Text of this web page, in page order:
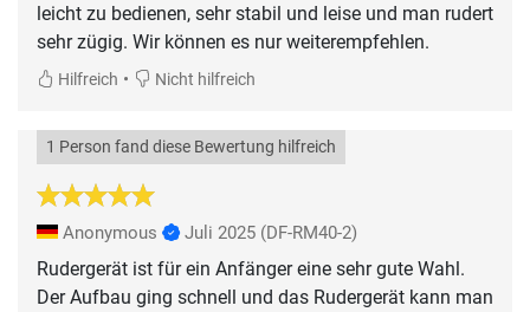
leicht zu bedienen, sehr stabil und leise und man rudert
sehr zügig. Wir können es nur weiterempfehlen.
Hilfreich • Nicht hilfreich
1 Person fand diese Bewertung hilfreich
Anonymous Juli 2025 (DF-RM40-2)
Rudergerät ist für ein Anfänger eine sehr gute Wahl.
Der Aufbau ging schnell und das Rudergerät kann man